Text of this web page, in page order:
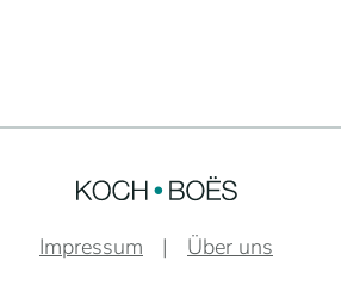
Impressum Über uns